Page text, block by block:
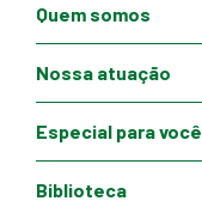
Quem somos
Nossa atuação
Especial para você
Biblioteca